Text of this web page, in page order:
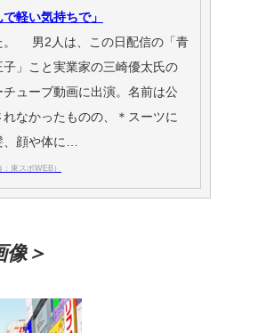
で軽い気持ちで」
。 男2人は、この日配信の「青
子」こと実業家の三崎優太氏の
チューブ動画に出演。名前は公
れなかったものの、＊スーツに
、顔や体に…
：東スポWEB）
像＞